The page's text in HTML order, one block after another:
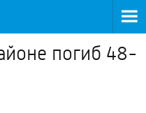
погиб 48-